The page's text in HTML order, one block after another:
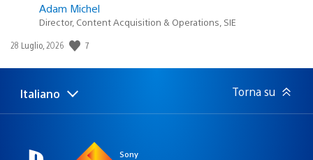
Adam Michel
Director, Content Acquisition & Operations, SIE
Data
pubblicazione:
28 Luglio, 2026 7
Seleziona
una
Regione
attuale:
Italiano Torna su
Sony